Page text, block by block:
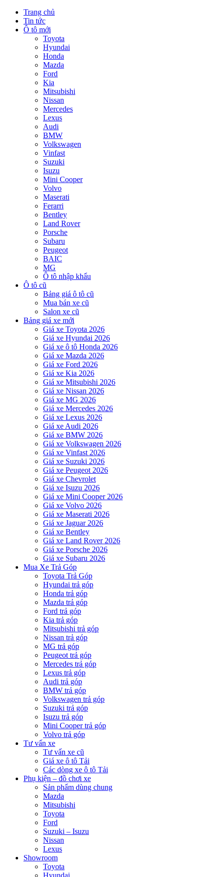
Trang chủ
Tin tức
Ô tô mới
Toyota
Hyundai
Honda
Mazda
Ford
Kia
Mitsubishi
Nissan
Mercedes
Lexus
Audi
BMW
Volkswagen
Vinfast
Suzuki
Isuzu
Mini Cooper
Volvo
Maserati
Ferarri
Bentley
Land Rover
Porsche
Subaru
Peugeot
BAIC
MG
Ô tô nhập khẩu
Ô tô cũ
Bảng giá ô tô cũ
Mua bán xe cũ
Salon xe cũ
Bảng giá xe mới
Giá xe Toyota 2026
Giá xe Hyundai 2026
Giá xe ô tô Honda 2026
Giá xe Mazda 2026
Giá xe Ford 2026
Giá xe Kia 2026
Giá xe Mitsubishi 2026
Giá xe Nissan 2026
Giá xe MG 2026
Giá xe Mercedes 2026
Giá xe Lexus 2026
Giá xe Audi 2026
Giá xe BMW 2026
Giá xe Volkswagen 2026
Giá xe Vinfast 2026
Giá xe Suzuki 2026
Giá xe Peugeot 2026
Giá xe Chevrolet
Giá xe Isuzu 2026
Giá xe Mini Cooper 2026
Giá xe Volvo 2026
Giá xe Maserati 2026
Giá xe Jaguar 2026
Giá xe Bentley
Giá xe Land Rover 2026
Giá xe Porsche 2026
Giá xe Subaru 2026
Mua Xe Trả Góp
Toyota Trả Góp
Hyundai trả góp
Honda trả góp
Mazda trả góp
Ford trả góp
Kia trả góp
Mitsubishi trả góp
Nissan trả góp
MG trả góp
Peugeot trả góp
Mercedes trả góp
Lexus trả góp
Audi trả góp
BMW trả góp
Volkswagen trả góp
Suzuki trả góp
Isuzu trả góp
Mini Cooper trả góp
Volvo trả góp
Tư vấn xe
Tư vấn xe cũ
Giá xe ô tô Tải
Các dòng xe ô tô Tải
Phụ kiện – đồ chơi xe
Sản phẩm dùng chung
Mazda
Mitsubishi
Toyota
Ford
Suzuki – Isuzu
Nissan
Lexus
Showroom
Toyota
Hyundai